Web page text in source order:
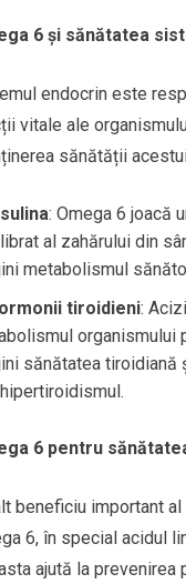
6 și sănătatea
endocrin este
vitale ale
sănătății
: Omega 6 joacă
al zahărului din
metabolismul
tiroidieni:
organismului
sănătatea tiroidiană
6 pentru
beneficiu important
6, în special acidul
ajută la prevenirea